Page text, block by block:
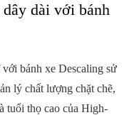
dài với bánh
bánh xe Descaling sử
lý chất lượng chặt chẽ,
tuổi thọ cao của High-